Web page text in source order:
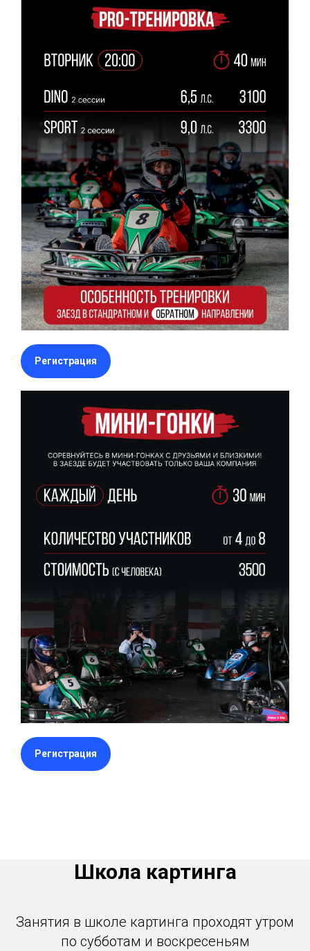
Регистрация
Регистрация
Школа картинга
Занятия в школе картинга проходят утром
по субботам и воскресеньям